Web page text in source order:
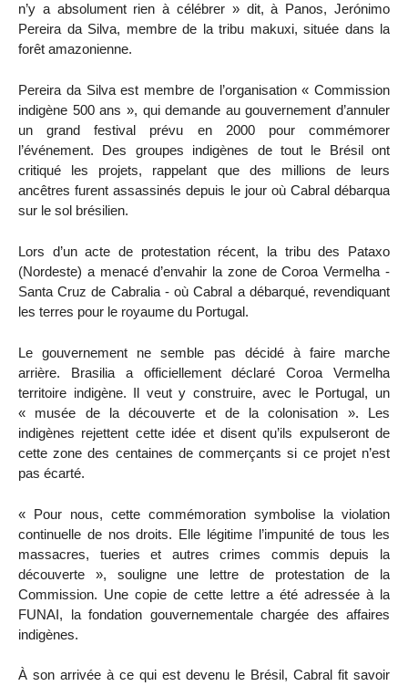
n’y a absolument rien à célébrer » dit, à Panos, Jerónimo
Pereira da Silva, membre de la tribu makuxi, située dans la
forêt amazonienne.
Pereira da Silva est membre de l’organisation « Commission
indigène 500 ans », qui demande au gouvernement d’annuler
un grand festival prévu en 2000 pour commémorer
l’événement. Des groupes indigènes de tout le Brésil ont
critiqué les projets, rappelant que des millions de leurs
ancêtres furent assassinés depuis le jour où Cabral débarqua
sur le sol brésilien.
Lors d’un acte de protestation récent, la tribu des Pataxo
(Nordeste) a menacé d’envahir la zone de Coroa Vermelha -
Santa Cruz de Cabralia - où Cabral a débarqué, revendiquant
les terres pour le royaume du Portugal.
Le gouvernement ne semble pas décidé à faire marche
arrière. Brasilia a officiellement déclaré Coroa Vermelha
territoire indigène. Il veut y construire, avec le Portugal, un
« musée de la découverte et de la colonisation ». Les
indigènes rejettent cette idée et disent qu’ils expulseront de
cette zone des centaines de commerçants si ce projet n’est
pas écarté.
« Pour nous, cette commémoration symbolise la violation
continuelle de nos droits. Elle légitime l’impunité de tous les
massacres, tueries et autres crimes commis depuis la
découverte », souligne une lettre de protestation de la
Commission. Une copie de cette lettre a été adressée à la
FUNAI, la fondation gouvernementale chargée des affaires
indigènes.
À son arrivée à ce qui est devenu le Brésil, Cabral fit savoir